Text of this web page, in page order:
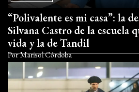
“Polivalente es mi casa”: la
Silvana Castro de la escuela
vida y la de Tandil
PorMarisol Córdoba